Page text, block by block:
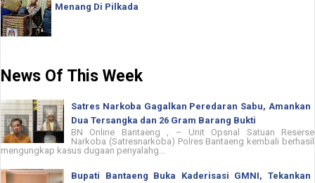
Menang Di Pilkada
News Of This Week
Satres Narkoba Gagalkan Peredaran Sabu, Amankan
Dua Tersangka dan 26 Gram Barang Bukti
BN Online Bantaeng , – Unit Opsnal Satuan Reserse
Narkoba (Satresnarkoba) Polres Bantaeng kembali berhasil
mengungkap kasus dugaan penyalahg...
Bupati Bantaeng Buka Kaderisasi GMNI, Tekankan